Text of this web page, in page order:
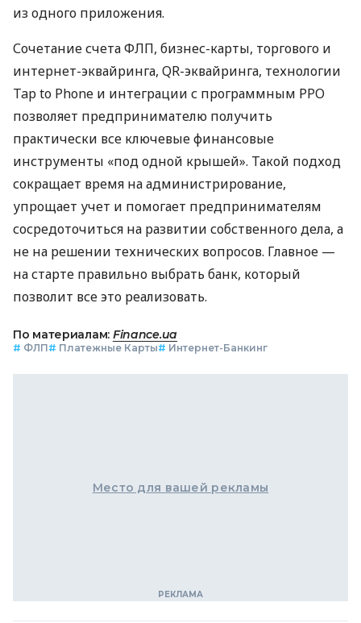
из одного приложения.
Сочетание счета ФЛП, бизнес-карты, торгового и
интернет-эквайринга, QR-эквайринга, технологии
Tap to Phone и интеграции с программным РРО
позволяет предпринимателю получить
практически все ключевые финансовые
инструменты «под одной крышей». Такой подход
сокращает время на администрирование,
упрощает учет и помогает предпринимателям
сосредоточиться на развитии собственного дела, а
не на решении технических вопросов. Главное —
на старте правильно выбрать банк, который
позволит все это реализовать.
По материалам: Finance.ua
# ФЛП# Платежные Карты# Интернет-Банкинг
Место для вашей рекламы